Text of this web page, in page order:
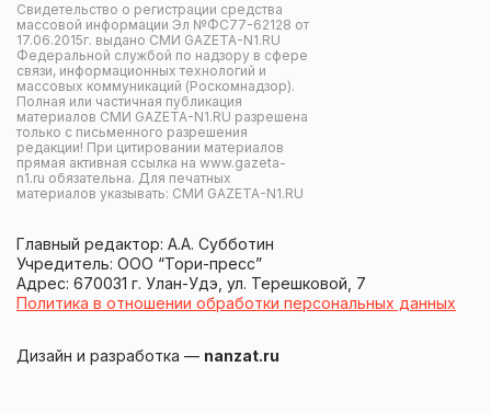
Свидетельство о регистрации средства
массовой информации Эл №ФС77-62128 от
17.06.2015г. выдано СМИ GAZETA-N1.RU
Федеральной службой по надзору в сфере
связи, информационных технологий и
массовых коммуникаций (Роскомнадзор).
Полная или частичная публикация
материалов СМИ GAZETA-N1.RU разрешена
только с письменного разрешения
редакции! При цитировании материалов
прямая активная ссылка на www.gazeta-
n1.ru обязательна. Для печатных
материалов указывать: СМИ GAZETA-N1.RU
Главный редактор: А.А. Субботин
Учредитель: ООО “Тори-пресс”
Адрес: 670031 г. Улан-Удэ, ул. Терешковой, 7
Политика в отношении обработки персональных данных
Дизайн и разработка — nanzat.ru